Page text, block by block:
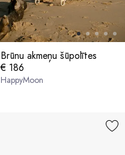
Brūnu akmeņu šūpolītes
€ 186
HappyMoon